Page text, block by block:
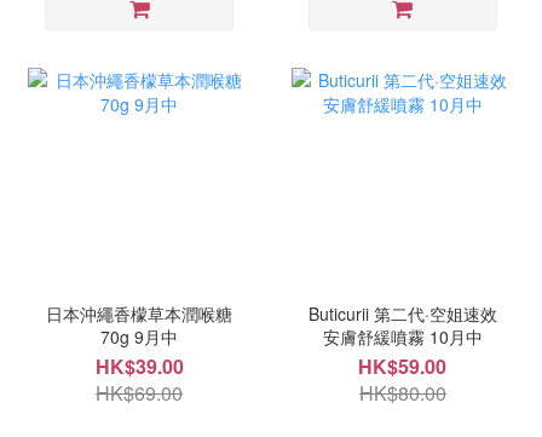
日本沖繩香檬草本潤喉糖
70g 9月中
HK$39.00
HK$69.00
Buticurii 第二代·空姐速效
安膚舒緩噴霧 10月中
HK$59.00
HK$80.00